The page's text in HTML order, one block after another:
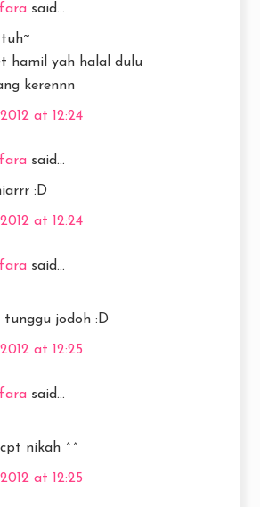
said...
hamil yah halal dulu
kerennn
at 12:24
said...
:D
at 12:24
said...
tunggu jodoh :D
at 12:25
said...
nikah ^^
at 12:25